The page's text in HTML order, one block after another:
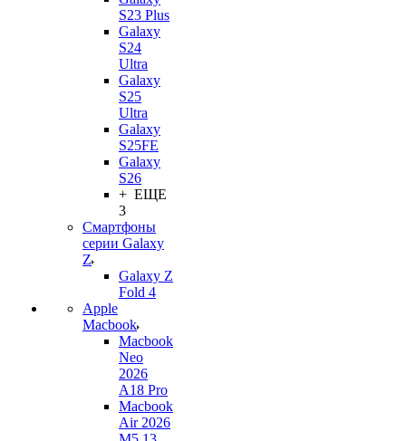
S23 Plus
Galaxy
S24
Ultra
Galaxy
S25
Ultra
Galaxy
S25FE
Galaxy
S26
+ ЕЩЕ
3
Смартфоны
серии Galaxy
Z
Galaxy Z
Fold 4
Apple
Macbook
Macbook
Neo
2026
A18 Pro
Macbook
Air 2026